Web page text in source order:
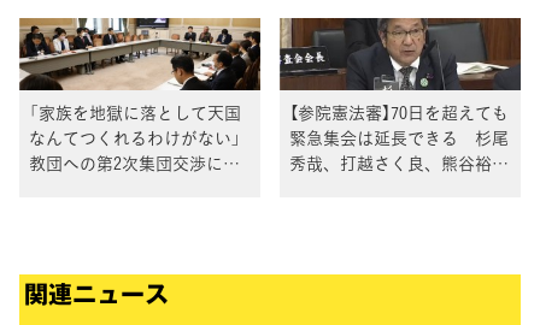
「家族を地獄に落として天国
なんてつくれるわけがない」
教団への第2次集団交渉につ
【参院憲法審】70日を超えても
緊急集会は延長できる 杉尾
秀哉、打越さく良、熊谷裕人
関連ニュース